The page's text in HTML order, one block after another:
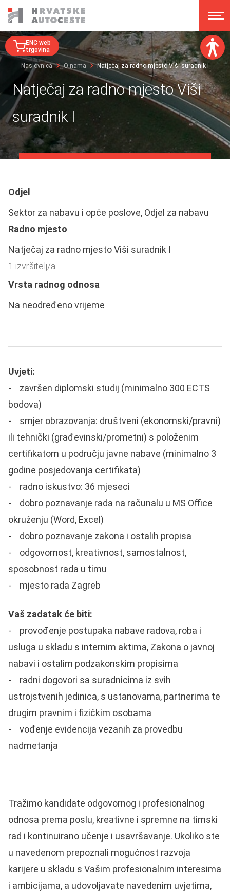
Veličina fonta:
A A A A
Disleksija:
ENC web
trgovina
Naslovnica O nama Natječaj za radno mjesto Viši suradnik I
Natječaj za radno mjesto Viši
suradnik I
Odjel
Sektor za nabavu i opće poslove, Odjel za nabavu
Radno mjesto
Natječaj za radno mjesto Viši suradnik I
1 izvršitelj/a
Vrsta radnog odnosa
Na neodređeno vrijeme
Uvjeti:
- završen diplomski studij (minimalno 300 ECTS
bodova)
- smjer obrazovanja: društveni (ekonomski/pravni)
ili tehnički (građevinski/prometni) s položenim
certifikatom u području javne nabave (minimalno 3
godine posjedovanja certifikata)
- radno iskustvo: 36 mjeseci
- dobro poznavanje rada na računalu u MS Office
okruženju (Word, Excel)
- dobro poznavanje zakona i ostalih propisa
- odgovornost, kreativnost, samostalnost,
sposobnost rada u timu
- mjesto rada Zagreb
Vaš zadatak će biti:
- provođenje postupaka nabave radova, roba i
usluga u skladu s internim aktima, Zakona o javnoj
nabavi i ostalim podzakonskim propisima
- radni dogovori sa suradnicima iz svih
ustrojstvenih jedinica, s ustanovama, partnerima te
drugim pravnim i fizičkim osobama
- vođenje evidencija vezanih za provedbu
nadmetanja
Tražimo kandidate odgovornog i profesionalnog
odnosa prema poslu, kreativne i spremne na timski
rad i kontinuirano učenje i usavršavanje. Ukoliko ste
u navedenom prepoznali mogućnost razvoja
karijere u skladu s Vašim profesionalnim interesima
i ambicijama, a udovoljavate navedenim uvjetima,